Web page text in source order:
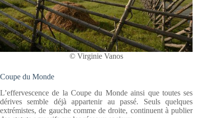
© Virginie Vanos
Coupe du Monde
L’effervescence de la Coupe du Monde ainsi que toutes ses
dérives semble déjà appartenir au passé. Seuls quelques
extrémistes, de gauche comme de droite, continuent à publier